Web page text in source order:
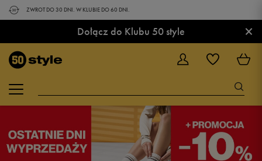
ZWROT DO 30 DNI. W KLUBIE DO 60 DNI.
Dołącz do Klubu 50 style ×